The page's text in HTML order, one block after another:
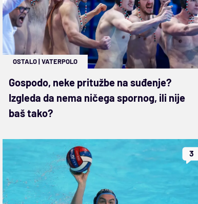
OSTALO|VATERPOLO
Gospodo, neke pritužbe na suđenje?
Izgleda da nema ničega spornog, ili nije
baš tako?
3